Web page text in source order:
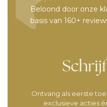
Beloond door onze
basis van 160+
Ontvang als eerste
exclusieve acties